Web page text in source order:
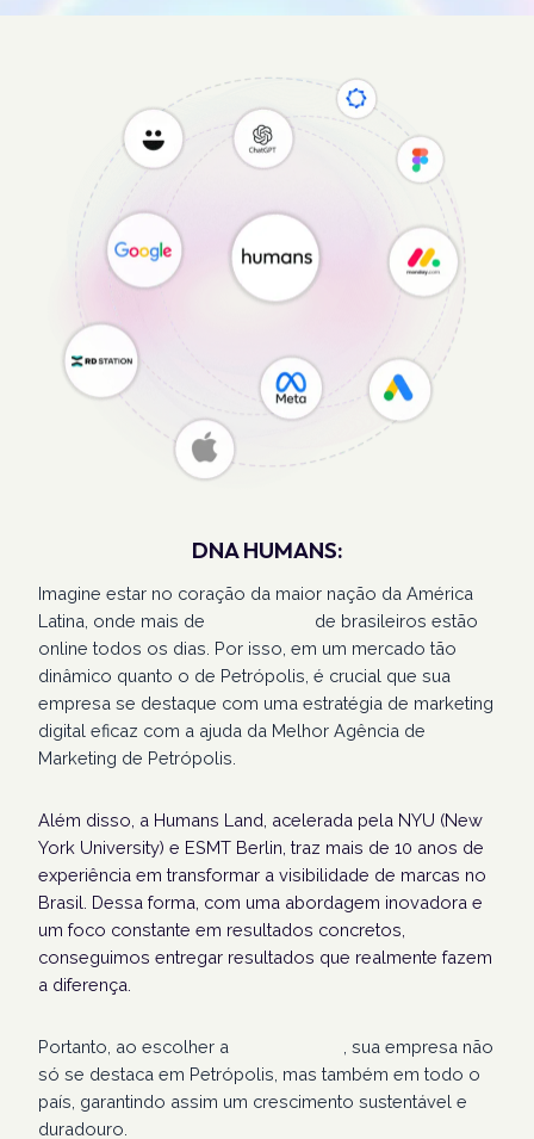
DNA HUMANS:
Imagine estar no coração da maior nação da América
Latina, onde mais de
de brasileiros estão
online todos os dias. Por isso, em um mercado tão
dinâmico quanto o de Petrópolis, é crucial que sua
empresa se destaque com uma estratégia de marketing
digital eficaz com a ajuda da Melhor Agência de
Marketing de Petrópolis.
Além disso, a Humans Land, acelerada pela NYU (New
York University) e ESMT Berlin, traz mais de 10 anos de
experiência em transformar a visibilidade de marcas no
Brasil. Dessa forma, com uma abordagem inovadora e
um foco constante em resultados concretos,
conseguimos entregar resultados que realmente fazem
a diferença.
Portanto, ao escolher a
, sua empresa não
só se destaca em Petrópolis, mas também em todo o
país, garantindo assim um crescimento sustentável e
duradouro.